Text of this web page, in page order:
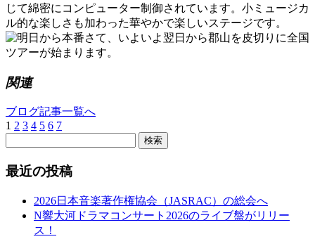
じて綿密にコンピューター制御されています。小ミュージカ
ル的な楽しさも加わった華やかで楽しいステージです。
さて、いよいよ翌日から郡山を皮切りに全国
ツアーが始まります。
関連
ブログ記事一覧へ
1 2 3 4 5 6 7
検索
最近の投稿
2026日本音楽著作権協会（JASRAC）の総会へ
N響大河ドラマコンサート2026のライブ盤がリリー
ス！